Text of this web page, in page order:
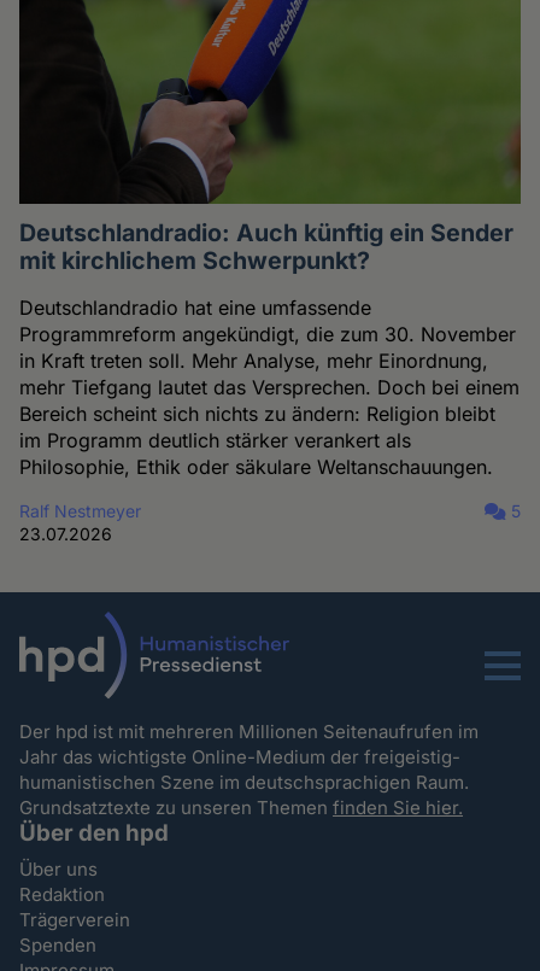
Deutschlandradio: Auch künftig ein Sender
mit kirchlichem Schwerpunkt?
Deutschlandradio hat eine umfassende
Programmreform angekündigt, die zum 30. November
in Kraft treten soll. Mehr Analyse, mehr Einordnung,
mehr Tiefgang lautet das Versprechen. Doch bei einem
Bereich scheint sich nichts zu ändern: Religion bleibt
im Programm deutlich stärker verankert als
Philosophie, Ethik oder säkulare Weltanschauungen.
Ralf Nestmeyer
23.07.2026
5
Menu
Der hpd ist mit mehreren Millionen Seitenaufrufen im
Jahr das wichtigste Online-Medium der freigeistig-
humanistischen Szene im deutschsprachigen Raum.
Grundsatztexte zu unseren Themenfinden Sie hier.
Über den hpd
Über uns
Redaktion
Trägerverein
Spenden